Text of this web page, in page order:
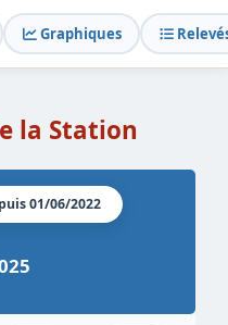
Graphiques
la Station
01/06/2022